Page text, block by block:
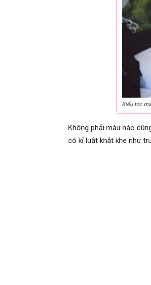
Kiểu tóc
Không phải màu nào
có kỉ luật khắt khe như